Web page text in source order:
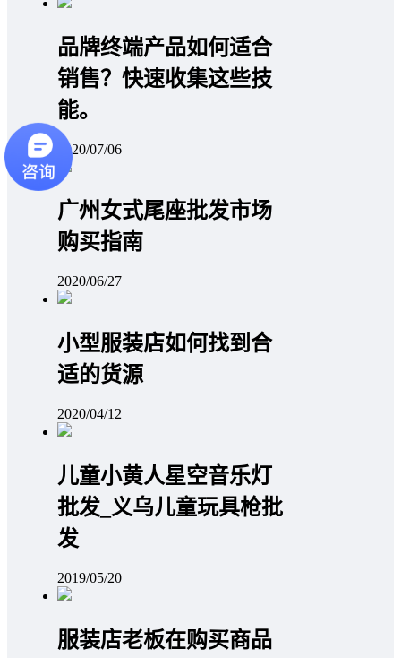
品牌终端产品如何适合
销售？快速收集这些技
能。
2020/07/06
广州女式尾座批发市场
购买指南
2020/06/27
小型服装店如何找到合
适的货源
2020/04/12
儿童小黄人星空音乐灯
批发_义乌儿童玩具枪批
发
2019/05/20
服装店老板在购买商品